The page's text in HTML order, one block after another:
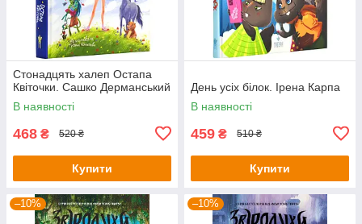
Стонадцять халеп Остапа
Квіточки. Сашко Дерманський
В наявності
468 ₴ 520 ₴
Купити
День усіх білок. Ірена Карпа
В наявності
459 ₴ 510 ₴
Купити
–10% –10%